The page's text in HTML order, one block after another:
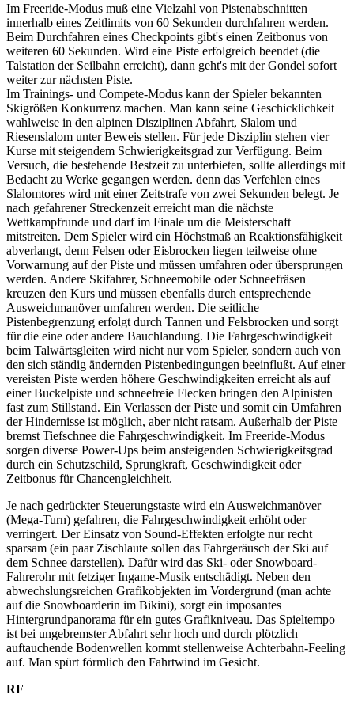
Im Freeride-Modus muß eine Vielzahl von Pistenabschnitten
innerhalb eines Zeitlimits von 60 Sekunden durchfahren werden.
Beim Durchfahren eines Checkpoints gibt's einen Zeitbonus von
weiteren 60 Sekunden. Wird eine Piste erfolgreich beendet (die
Talstation der Seilbahn erreicht), dann geht's mit der Gondel sofort
weiter zur nächsten Piste.
Im Trainings- und Compete-Modus kann der Spieler bekannten
Skigrößen Konkurrenz machen. Man kann seine Geschicklichkeit
wahlweise in den alpinen Disziplinen Abfahrt, Slalom und
Riesenslalom unter Beweis stellen. Für jede Disziplin stehen vier
Kurse mit steigendem Schwierigkeitsgrad zur Verfügung. Beim
Versuch, die bestehende Bestzeit zu unterbieten, sollte allerdings mit
Bedacht zu Werke gegangen werden. denn das Verfehlen eines
Slalomtores wird mit einer Zeitstrafe von zwei Sekunden belegt. Je
nach gefahrener Streckenzeit erreicht man die nächste
Wettkampfrunde und darf im Finale um die Meisterschaft
mitstreiten. Dem Spieler wird ein Höchstmaß an Reaktionsfähigkeit
abverlangt, denn Felsen oder Eisbrocken liegen teilweise ohne
Vorwarnung auf der Piste und müssen umfahren oder übersprungen
werden. Andere Skifahrer, Schneemobile oder Schneefräsen
kreuzen den Kurs und müssen ebenfalls durch entsprechende
Ausweichmanöver umfahren werden. Die seitliche
Pistenbegrenzung erfolgt durch Tannen und Felsbrocken und sorgt
für die eine oder andere Bauchlandung. Die Fahrgeschwindigkeit
beim Talwärtsgleiten wird nicht nur vom Spieler, sondern auch von
den sich ständig ändernden Pistenbedingungen beeinflußt. Auf einer
vereisten Piste werden höhere Geschwindigkeiten erreicht als auf
einer Buckelpiste und schneefreie Flecken bringen den Alpinisten
fast zum Stillstand. Ein Verlassen der Piste und somit ein Umfahren
der Hindernisse ist möglich, aber nicht ratsam. Außerhalb der Piste
bremst Tiefschnee die Fahrgeschwindigkeit. Im Freeride-Modus
sorgen diverse Power-Ups beim ansteigenden Schwierigkeitsgrad
durch ein Schutzschild, Sprungkraft, Geschwindigkeit oder
Zeitbonus für Chancengleichheit.
Je nach gedrückter Steuerungstaste wird ein Ausweichmanöver
(Mega-Turn) gefahren, die Fahrgeschwindigkeit erhöht oder
verringert. Der Einsatz von Sound-Effekten erfolgte nur recht
sparsam (ein paar Zischlaute sollen das Fahrgeräusch der Ski auf
dem Schnee darstellen). Dafür wird das Ski- oder Snowboard-
Fahrerohr mit fetziger Ingame-Musik entschädigt. Neben den
abwechslungsreichen Grafikobjekten im Vordergrund (man achte
auf die Snowboarderin im Bikini), sorgt ein imposantes
Hintergrundpanorama für ein gutes Grafikniveau. Das Spieltempo
ist bei ungebremster Abfahrt sehr hoch und durch plötzlich
auftauchende Bodenwellen kommt stellenweise Achterbahn-Feeling
auf. Man spürt förmlich den Fahrtwind im Gesicht.
RF